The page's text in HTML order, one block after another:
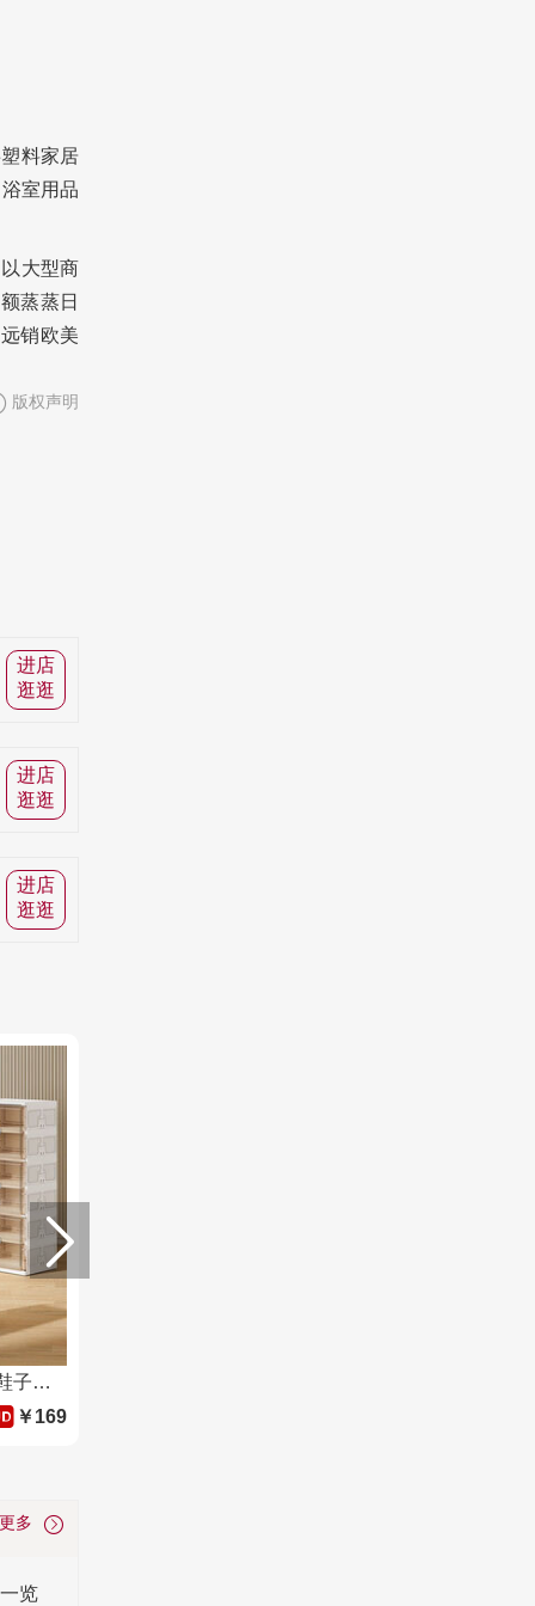
料家居
室用品
大型商
蒸蒸日
销欧美
版权声明
进店
逛逛
进店
逛逛
进店
逛逛
Jeko&Jeko免安装可折叠鞋柜鞋子收纳盒透明AJ鞋盒家用门口玄关鞋架置物架 2列2层4格（可放8双鞋子）
￥169
多
览